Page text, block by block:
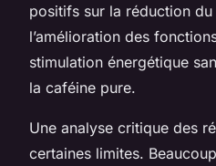
positifs sur la réduction
l’amélioration des
stimulation énergétique
la caféine pure.
Une analyse critique des
certaines limites.